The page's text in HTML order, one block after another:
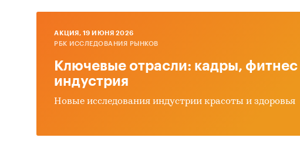
сегменте
устойчивого
реализация
формирования
AКЦИЯ, 19 ИЮНЯ 2026
РБК ИССЛЕДОВАНИЯ РЫНКОВ
Ключевые отрасли: кадры,
индустрия
Новые исследования индустрии красоты и здоровья